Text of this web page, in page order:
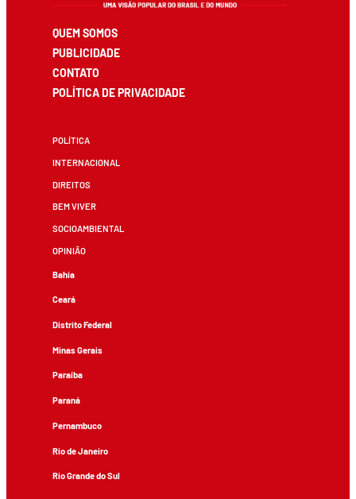
QUEM SOMOS
PUBLICIDADE
CONTATO
POLÍTICA DE PRIVACIDADE
POLÍTICA
INTERNACIONAL
DIREITOS
BEM VIVER
SOCIOAMBIENTAL
OPINIÃO
Bahia
Ceará
Distrito Federal
Minas Gerais
Paraíba
Paraná
Pernambuco
Rio de Janeiro
Rio Grande do Sul